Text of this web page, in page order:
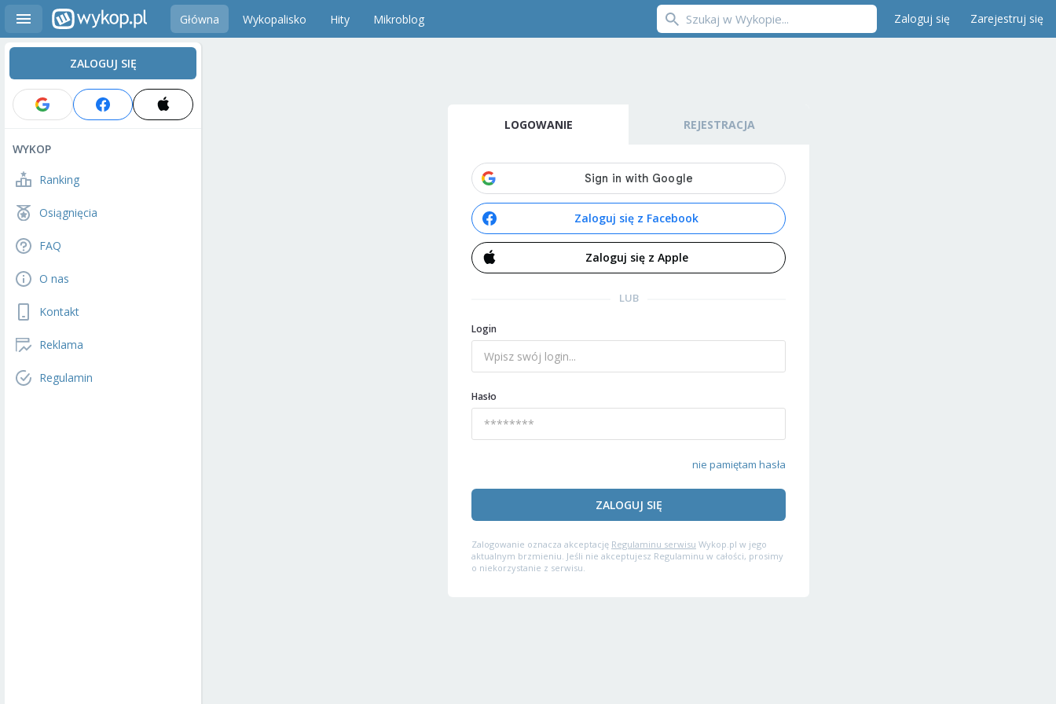
Główna Wykopalisko Hity Mikroblog Zaloguj się Zarejestruj się
ZALOGUJ SIĘ
WYKOP
Ranking
Osiągnięcia
FAQ
O nas
Kontakt
Reklama
Regulamin
LOGOWANIE REJESTRACJA
Zaloguj się z Facebook
Zaloguj się z Apple
LUB
Login
Hasło
nie pamiętam hasła
ZALOGUJ SIĘ
Zalogowanie oznacza akceptację Regulaminu serwisu Wykop.pl w jego
aktualnym brzmieniu. Jeśli nie akceptujesz Regulaminu w całości, prosimy
o niekorzystanie z serwisu.